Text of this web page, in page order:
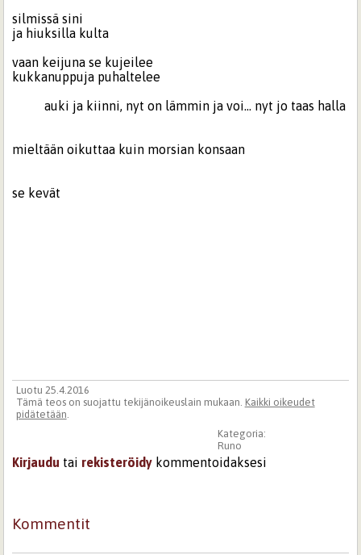
silmissä sini
ja hiuksilla kulta
vaan keijuna se kujeilee
kukkanuppuja puhaltelee
auki ja kiinni, nyt on lämmin ja voi... nyt jo taas halla
mieltään oikuttaa kuin morsian konsaan
se kevät
Luotu 25.4.2016
Tämä teos on suojattu tekijänoikeuslain mukaan. Kaikki oikeudet
pidätetään.
Kategoria:
Runo
Kirjaudu tai rekisteröidy kommentoidaksesi
Kommentit